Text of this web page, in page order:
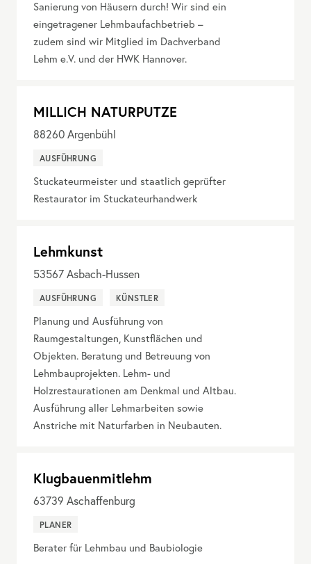
Sanierung von Häusern durch! Wir sind ein
eingetragener Lehmbaufachbetrieb –
zudem sind wir Mitglied im Dachverband
Lehm e.V. und der HWK Hannover.
MILLICH NATURPUTZE
88260Argenbühl
AUSFÜHRUNG
Stuckateurmeister und staatlich geprüfter
Restaurator im Stuckateurhandwerk
Lehmkunst
53567Asbach-Hussen
AUSFÜHRUNG KÜNSTLER
Planung und Ausführung von
Raumgestaltungen, Kunstflächen und
Objekten. Beratung und Betreuung von
Lehmbauprojekten. Lehm- und
Holzrestaurationen am Denkmal und Altbau.
Ausführung aller Lehmarbeiten sowie
Anstriche mit Naturfarben in Neubauten.
Klugbauenmitlehm
63739 Aschaffenburg
PLANER
Berater für Lehmbau und Baubiologie